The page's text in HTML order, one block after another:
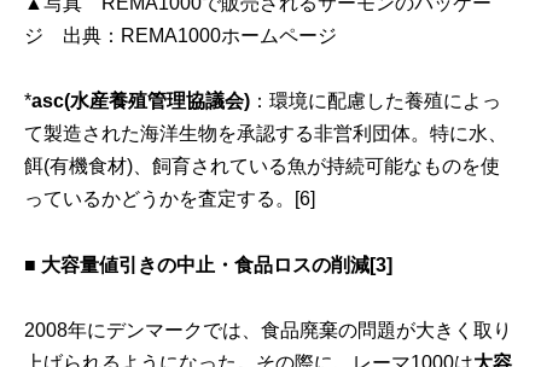
ジ 出典： REMA1000ホームページ
*asc(水産養殖管理協議会) ：環境に配慮した養殖によっ
て製造された海洋生物を承認する非営利団体。特に水、
餌(有機食材)、飼育されている魚が持続可能なものを使
っているかどうかを査定する。
[6]
■ 大容量値引きの中止・食品ロスの削減[3]
2008年にデンマークでは、食品廃棄の問題が大きく取り
上げられるようになった。その際に、レーマ1000は大容